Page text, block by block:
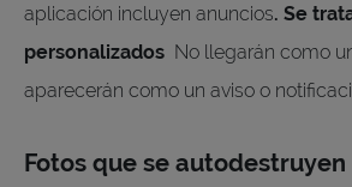
aplicación incluyen anuncios. Se
personalizados No llegarán como
aparecerán como un aviso o
Fotos que se autodestruyen